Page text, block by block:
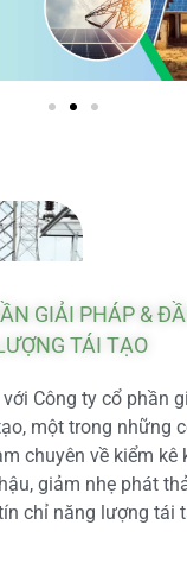
GIẢI PHÁP &
TÁI TẠO
Công ty cổ phần
một trong những
chuyên về kiểm kê
giảm nhẹ phát
chỉ năng lượng tái